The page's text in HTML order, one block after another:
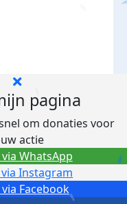
pagina
om donaties voor
actie
Facebook
Instagram
WhatsApp